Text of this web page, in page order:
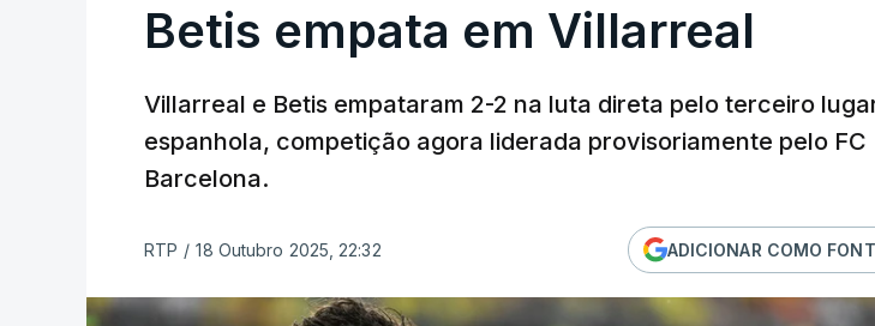
Betis empata em Villarreal
Villarreal e Betis empataram 2-2 na luta direta pelo terceiro
espanhola, competição agora liderada provisoriamente pelo FC
Barcelona.
RTP / 18 Outubro 2025, 22:32 ADICIONAR COMO